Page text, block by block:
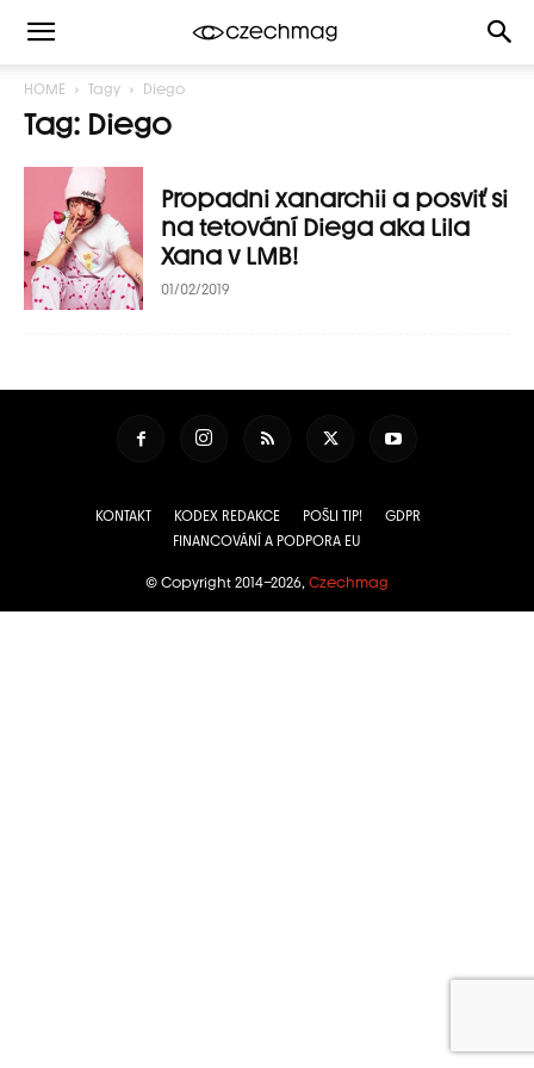
HOME Tagy Diego
Tag: Diego
Propadni xanarchii a posviť si
na tetování Diega aka Lila
Xana v LMB!
01/02/2019
KONTAKT KODEX REDAKCE POŠLI TIP!
GDPR
FINANCOVÁNÍ A PODPORA EU
© Copyright 2014–2026, Czechmag